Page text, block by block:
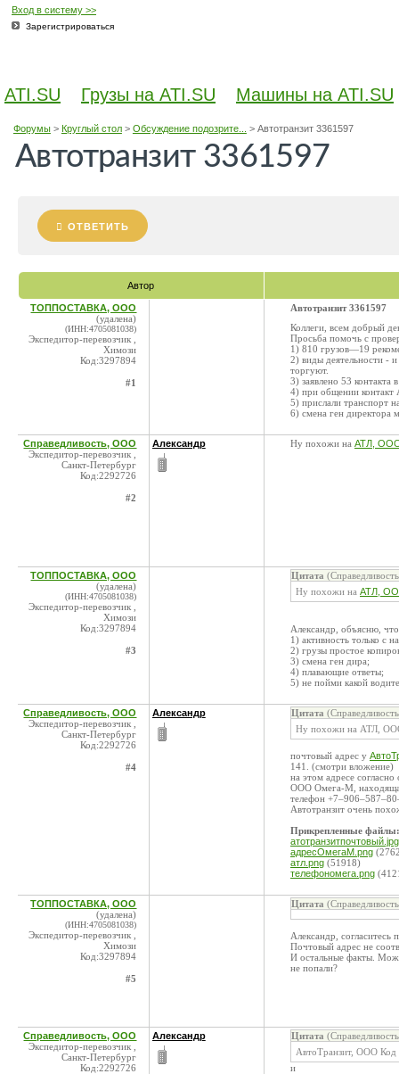
Вход в систему >>
Зарегистрироваться
ATI.SU Грузы на ATI.SU Машины на ATI.SU
Форумы> Круглый стол> Обсуждение подозрите... > Автотранзит 3361597
Автотранзит 3361597
ОТВЕТИТЬ
Автор
ТОППОСТАВКА, ООО
(удалена)
(ИНН:4705081038)
Экспедитор-перевозчик ,
Химози
Код:3297894
#1
Автотранзит 3361597
Коллеги, всем добрый
Просьба помочь с
1) 810 грузов—19
2) виды деятельности -
торгуют.
3) заявлено 53
4) при общении контакт
5) прислали транспорт
6) смена ген директора
Справедливость, ООО
Экспедитор-перевозчик ,
Санкт-Петербург
Код:2292726
#2
Александр Ну похожи на АТЛ, ООО
ТОППОСТАВКА, ООО
(удалена)
(ИНН:4705081038)
Экспедитор-перевозчик ,
Химози
Код:3297894
#3
Цитата
Ну похожи на АТЛ,
Александр, объясню,
1) активность только с
2) грузы простое
3) смена ген дира;
4) плавающие ответы;
5) не пойми какой
Справедливость, ООО
Экспедитор-перевозчик ,
Санкт-Петербург
Код:2292726
#4
Александр Цитата
Ну похожи на АТЛ,
почтовый адрес у
141. (смотри вложение)
на этом адресе
ООО Омега-М,
телефон
Автотранзит очень
Прикрепленные файлы:
атотранзитпочтовый.jpg
адресОмегаМ.png
атл.png (51918)
телефономега.png
ТОППОСТАВКА, ООО
(удалена)
(ИНН:4705081038)
Экспедитор-перевозчик ,
Химози
Код:3297894
#5
Цитата
Александр, согласитесь
Почтовый адрес не
И остальные факты.
не попали?
Справедливость, ООО
Экспедитор-перевозчик ,
Санкт-Петербург
Код:2292726
Александр Цитата
АвтоТранзит, ООО Код
и